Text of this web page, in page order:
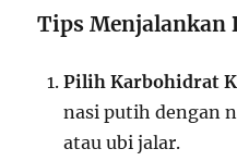
Tips Menjalankan
Pilih Karbohidrat
nasi putih dengan
atau ubi jalar.